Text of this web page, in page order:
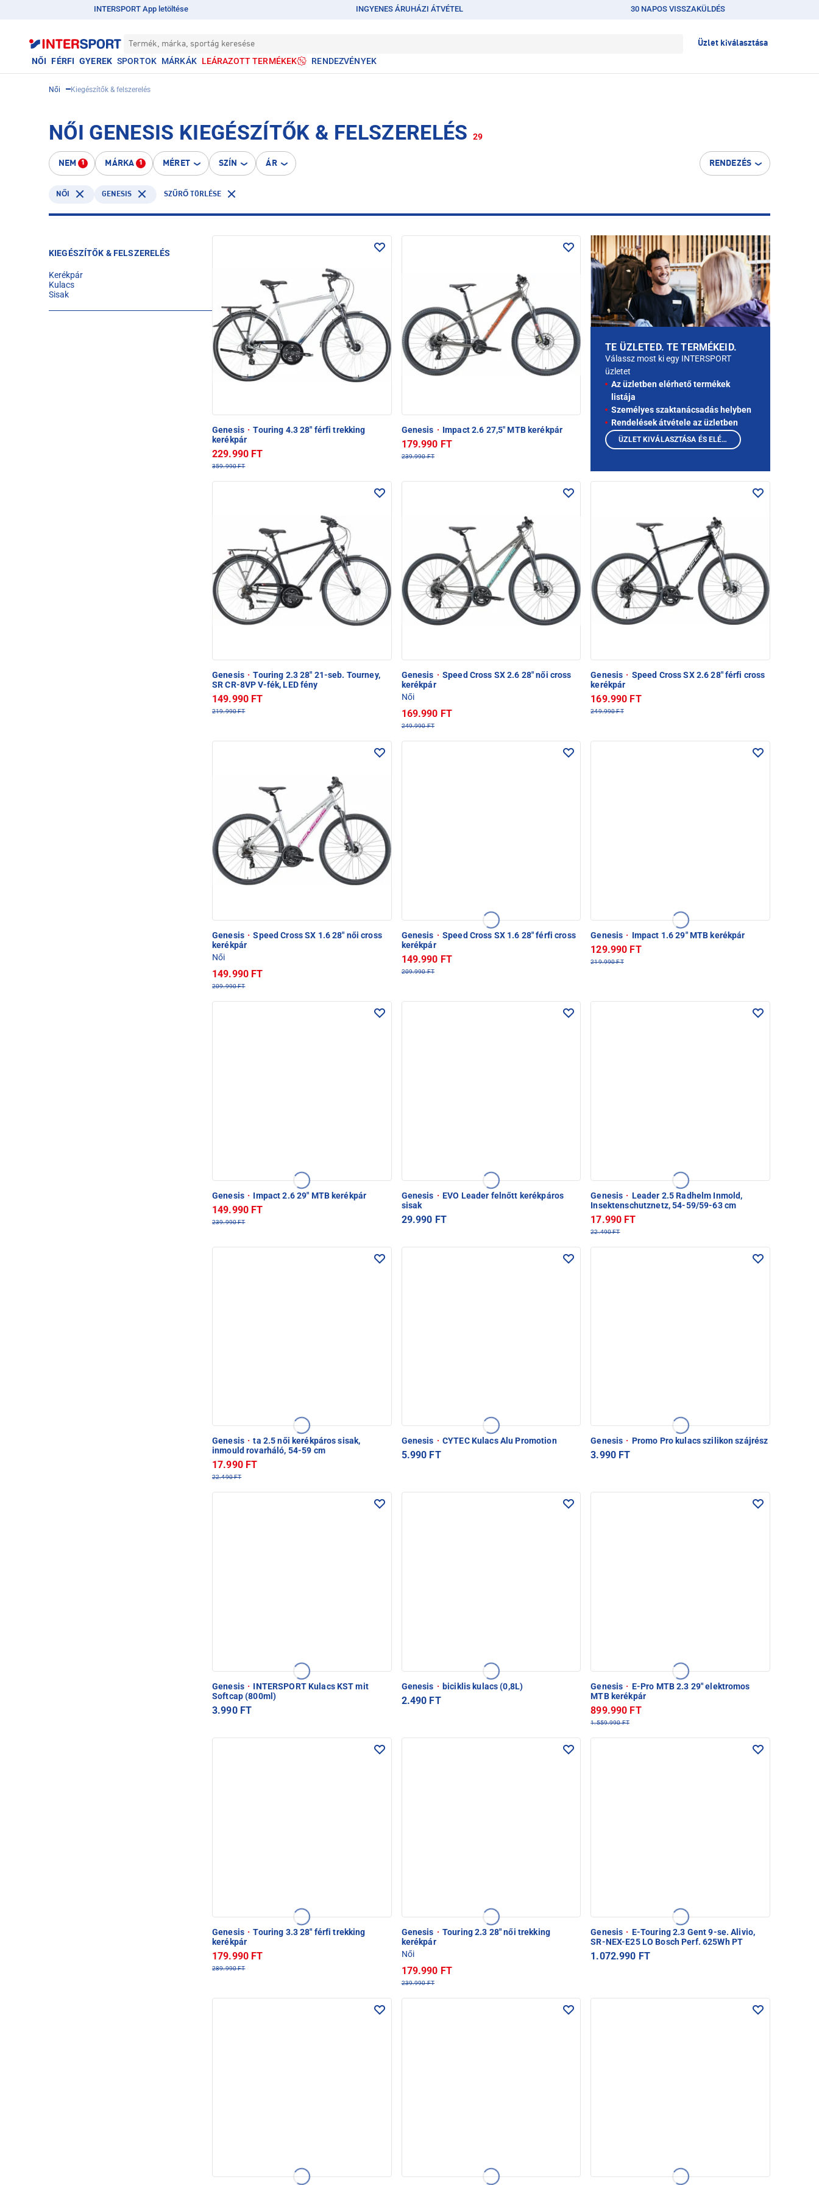
INTERSPORT App letöltése INGYENES ÁRUHÁZI ÁTVÉTEL 30 NAPOS VISSZAKÜLDÉS
Termék, márka, sportág keresése Üzlet kiválasztása
NŐI FÉRFI GYEREK SPORTOK MÁRKÁK LEÁRAZOTT TERMÉKEK RENDEZVÉNYEK
Női Kiegészítők & felszerelés
NŐI GENESIS KIEGÉSZÍTŐK & FELSZERELÉS 29
NEM 1 MÁRKA 1 MÉRET SZÍN ÁR RENDEZÉS
NŐI GENESIS SZŰRŐ TÖRLÉSE
KIEGÉSZÍTŐK & FELSZERELÉS
Kerékpár
Kulacs
Sisak
Genesis · Touring 4.3 28" férfi trekking
kerékpár
229.990 FT
359.990 FT
Genesis · Impact 2.6 27,5" MTB kerékpár
179.990 FT
239.990 FT
Genesis · Touring 2.3 28" 21-seb. Tourney,
SR CR-8VP V-fék, LED fény
149.990 FT
219.990 FT
Genesis · Speed Cross SX 2.6 28" női cross
kerékpár
Női
169.990 FT
249.990 FT
Genesis · Speed Cross SX 2.6 28" férfi cross
kerékpár
169.990 FT
249.990 FT
Genesis · Speed Cross SX 1.6 28" női cross
kerékpár
Női
149.990 FT
209.990 FT
Genesis · Speed Cross SX 1.6 28" férfi cross
kerékpár
149.990 FT
209.990 FT
Genesis · Impact 1.6 29" MTB kerékpár
129.990 FT
219.990 FT
Genesis · Impact 2.6 29" MTB kerékpár
149.990 FT
239.990 FT
Genesis · EVO Leader felnőtt kerékpáros
sisak
29.990 FT
Genesis · Leader 2.5 Radhelm Inmold,
Insektenschutznetz, 54-59/59-63 cm
17.990 FT
22.490 FT
Genesis · ta 2.5 női kerékpáros sisak,
inmould rovarháló, 54-59 cm
17.990 FT
22.490 FT
Genesis · CYTEC Kulacs Alu Promotion
5.990 FT
Genesis · Promo Pro kulacs szilikon szájrész
3.990 FT
Genesis · INTERSPORT Kulacs KST mit
Softcap (800ml)
3.990 FT
Genesis · biciklis kulacs (0,8L)
2.490 FT
Genesis · E-Pro MTB 2.3 29" elektromos
MTB kerékpár
899.990 FT
1.559.990 FT
Genesis · Touring 3.3 28" férfi trekking
kerékpár
179.990 FT
289.990 FT
Genesis · Touring 2.3 28" női trekking
kerékpár
Női
179.990 FT
239.990 FT
Genesis · E-Touring 2.3 Gent 9-se. Alivio,
SR-NEX-E25 LO Bosch Perf. 625Wh PT
1.072.990 FT
TE ÜZLETED. TE TERMÉKEID.
Válassz most ki egy INTERSPORT
üzletet
Az üzletben elérhető termékek
listája
Személyes szaktanácsadás helyben
Rendelések átvétele az üzletben
ÜZLET KIVÁLASZTÁSA ÉS ELÉRHETŐ TERMÉKEK MEGTEKINTÉSE